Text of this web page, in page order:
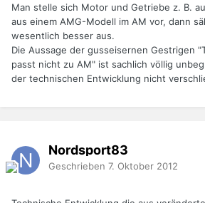
Man stelle sich Motor und Getriebe z. B.
aus einem AMG-Modell im AM vor, dann
wesentlich besser aus.
Die Aussage der gusseisernen Gestrigen
passt nicht zu AM" ist sachlich völlig
der technischen Entwicklung nicht
Nordsport83
Geschrieben 7. Oktober 2012